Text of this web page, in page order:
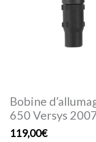
Bobine
650 Versys
119,00€